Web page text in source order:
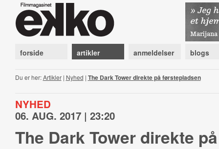
forside artikler anmeldelser blogs
Du er her:Artikler| Nyhed | The Dark Tower direkte på førstepladsen
NYHED
06. AUG. 2017 | 23:20
The Dark Tower direkte